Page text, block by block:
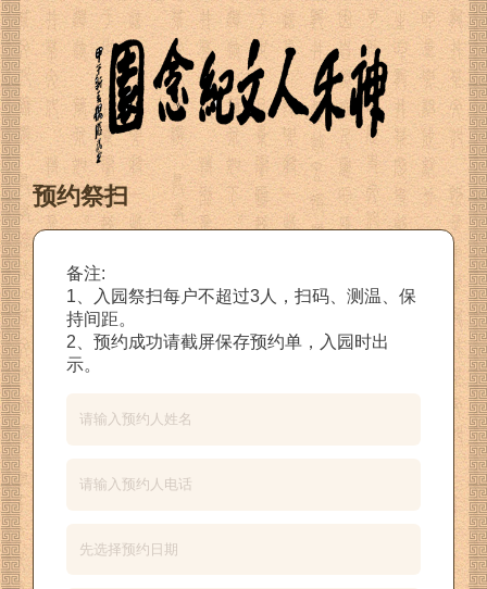
预约祭扫
备注:
1、入园祭扫每户不超过3人，扫码、测温、保
持间距。
2、预约成功请截屏保存预约单，入园时出
示。